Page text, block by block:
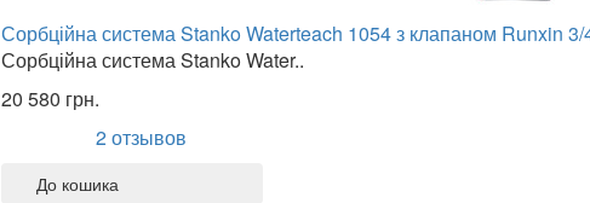
Сорбційна система Stanko Waterteach 1054 з клапаном Runxin
Сорбційна система Stanko Water..
20 580 грн.
2 отзывов
До кошика